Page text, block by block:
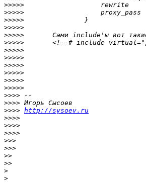
>>>>>
>>>>>
>>>>>
>>>>>
>>>>>
>>>>>
>>>>>
>>>>>
>>>>>
>>>>>
>>>>>
>>>>>
>>>>
>>>>
>>>> http://sysoev.ru
>>>>
>>>>
>>>>
>>>
>>>
>>
>>
>
>